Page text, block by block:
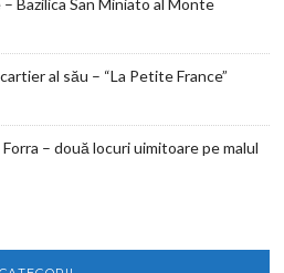
Bazilica San Miniato al Monte
al său – “La Petite France”
– două locuri uimitoare pe malul